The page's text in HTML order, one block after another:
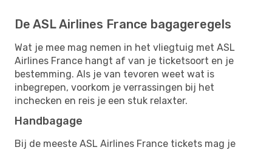
De ASL Airlines France bagageregels
Wat je mee mag nemen in het vliegtuig met ASL
Airlines France hangt af van je ticketsoort en je
bestemming. Als je van tevoren weet wat is
inbegrepen, voorkom je verrassingen bij het
inchecken en reis je een stuk relaxter.
Handbagage
Bij de meeste ASL Airlines France tickets mag je